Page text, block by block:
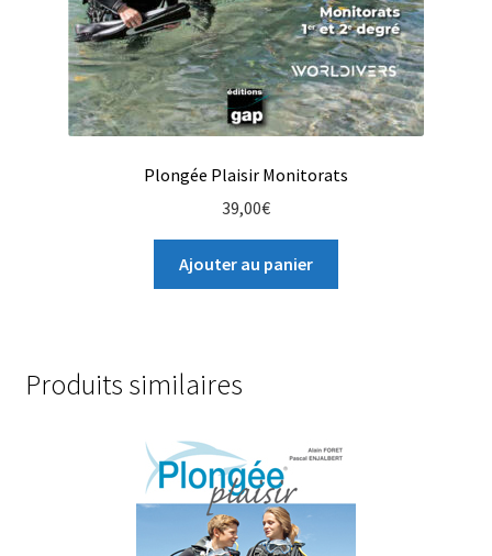
Plongée Plaisir Monitorats
39,00€
Ajouter au panier
Produits similaires